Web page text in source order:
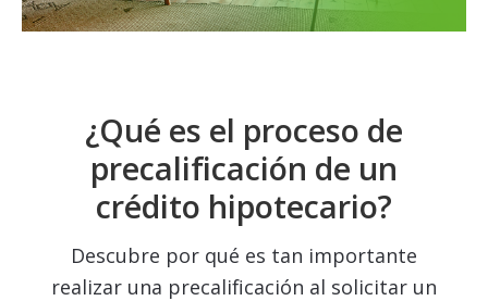
¿Qué es el proceso de
precalificación de un
crédito hipotecario?
Descubre por qué es tan importante
realizar una precalificación al solicitar un